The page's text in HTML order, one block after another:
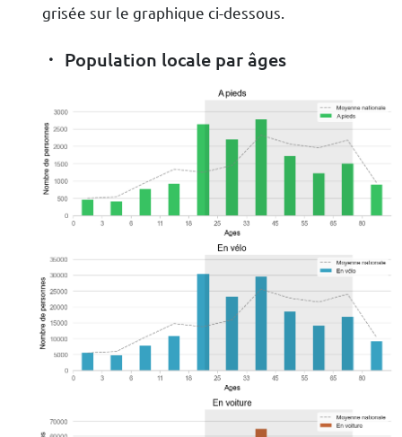
grisée sur le graphique ci-dessous.
Population locale par âges